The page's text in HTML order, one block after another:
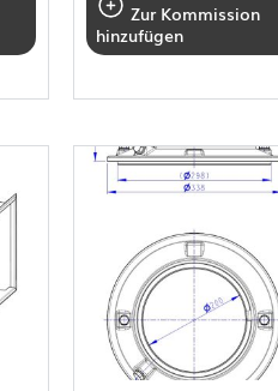
Zur Kommission
hinzufügen